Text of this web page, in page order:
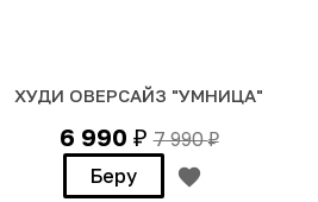
ХУДИ ОВЕРСАЙЗ "УМНИЦА"
6 990 ₽ 7 990₽
Беру